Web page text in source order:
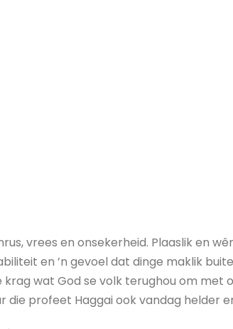
vrees en onsekerheid. Plaaslik en
en ’n gevoel dat dinge maklik
krag wat God se volk terughou om met
die profeet Haggai ook vandag helder